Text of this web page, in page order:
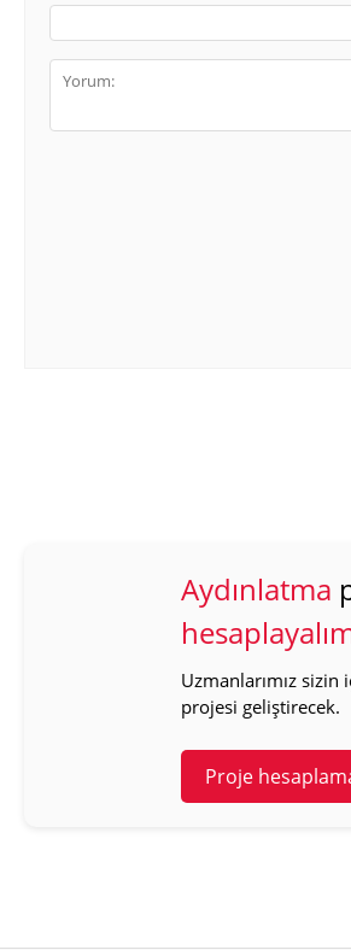
Aydınlatma
Uzmanlarımız
projesi geliştirecek.
Proje